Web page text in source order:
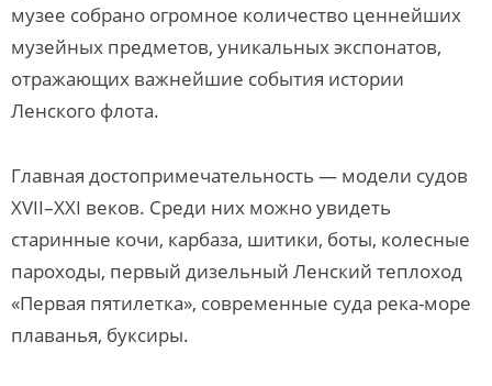
музее собрано огромное количество ценнейших
музейных предметов, уникальных экспонатов,
отражающих важнейшие события истории
Ленского флота.
Главная достопримечательность — модели судов
XVII–XXI веков. Среди них можно увидеть
старинные кочи, карбаза, шитики, боты, колесные
пароходы, первый дизельный Ленский теплоход
«Первая пятилетка», современные суда река-море
плаванья, буксиры.